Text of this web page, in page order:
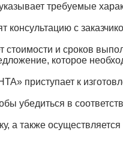
требуемые
с
и сроков
которое
приступает к
убедиться в
а также